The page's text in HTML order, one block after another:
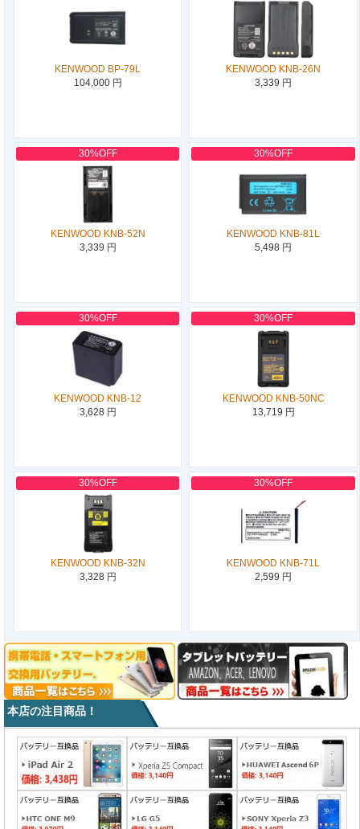
KENWOOD BP-79L
104,000 円
KENWOOD KNB-26N
3,339 円
30%OFF
KENWOOD KNB-52N
3,339 円
30%OFF
KENWOOD KNB-81L
5,498 円
30%OFF
KENWOOD KNB-12
3,628 円
30%OFF
KENWOOD KNB-50NC
13,719 円
30%OFF
KENWOOD KNB-32N
3,328 円
30%OFF
KENWOOD KNB-71L
2,599 円
本店の注目商品！